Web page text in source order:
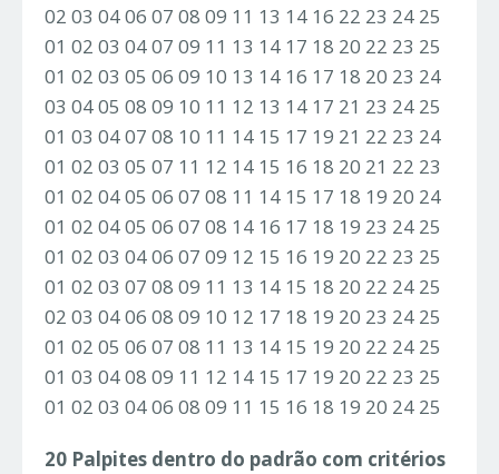
02 03 04 06 07 08 09 11 13 14 16 22 23 24 25
01 02 03 04 07 09 11 13 14 17 18 20 22 23 25
01 02 03 05 06 09 10 13 14 16 17 18 20 23 24
03 04 05 08 09 10 11 12 13 14 17 21 23 24 25
01 03 04 07 08 10 11 14 15 17 19 21 22 23 24
01 02 03 05 07 11 12 14 15 16 18 20 21 22 23
01 02 04 05 06 07 08 11 14 15 17 18 19 20 24
01 02 04 05 06 07 08 14 16 17 18 19 23 24 25
01 02 03 04 06 07 09 12 15 16 19 20 22 23 25
01 02 03 07 08 09 11 13 14 15 18 20 22 24 25
02 03 04 06 08 09 10 12 17 18 19 20 23 24 25
01 02 05 06 07 08 11 13 14 15 19 20 22 24 25
01 03 04 08 09 11 12 14 15 17 19 20 22 23 25
01 02 03 04 06 08 09 11 15 16 18 19 20 24 25
20 Palpites dentro do padrão com critérios